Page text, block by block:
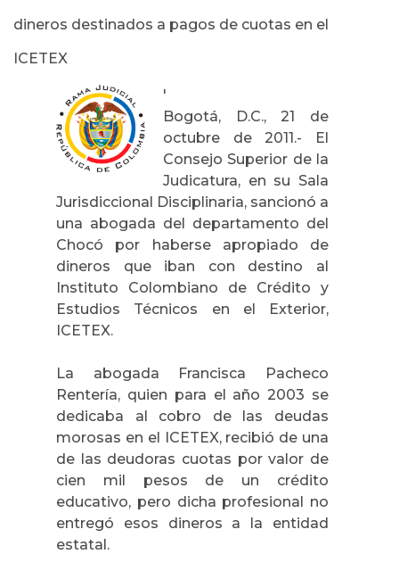
dineros destinados a pagos de cuotas en el
ICETEX
'
Bogotá, D.C., 21 de
octubre de 2011.- El
Consejo Superior de la
Judicatura, en su Sala
Jurisdiccional Disciplinaria, sancionó a
una abogada del departamento del
Chocó por haberse apropiado de
dineros que iban con destino al
Instituto Colombiano de Crédito y
Estudios Técnicos en el Exterior,
ICETEX.
La abogada Francisca Pacheco
Rentería, quien para el año 2003 se
dedicaba al cobro de las deudas
morosas en el ICETEX, recibió de una
de las deudoras cuotas por valor de
cien mil pesos de un crédito
educativo, pero dicha profesional no
entregó esos dineros a la entidad
estatal.